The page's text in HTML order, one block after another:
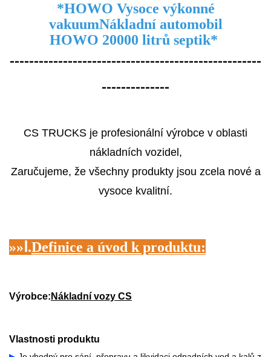
*HOWO Vysoce výkonné
vakuumNákladní automobil
HOWO 20000 litrů septik*
----------------------------------------------------
--------------
CS TRUCKS je profesionální výrobce v oblasti
nákladních vozidel,
Zaručujeme, že všechny produkty jsou zcela nové a
vysoce kvalitní.
»» Ⅰ.Definice a úvod k produktu:
Výrobce: Nákladní vozy CS
Vlastnosti produktu